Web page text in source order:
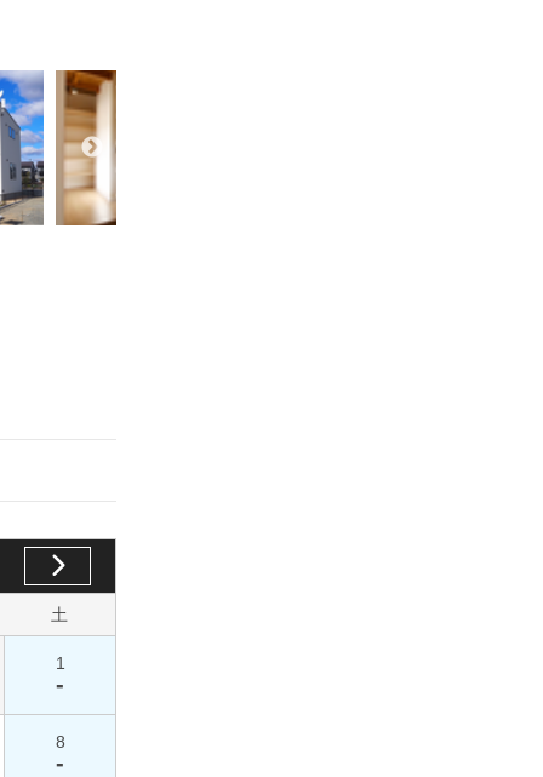
土
1
-
8
-